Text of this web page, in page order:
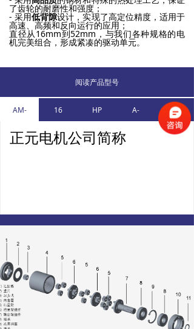
了齿轮的耐磨性和强度；
- 采用低背隙设计，实现了高定位精度，适用于
高速、高频和反向运行的应用；
直径从16mm到52mm，与我们各种规格的电
机完美组合，形成紧凑的驱动单元。
阅读产品型号
AM- 16 HP A- 5.4:1
正元电机公司简称